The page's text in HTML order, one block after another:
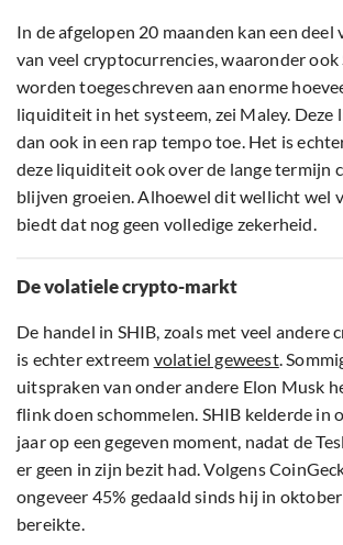
In de afgelopen 20 maanden kan een deel
van veel cryptocurrencies, waaronder ook
worden toegeschreven aan enorme
liquiditeit in het systeem, zei Maley.
dan ook in een rap tempo toe. Het is
deze liquiditeit ook over de lange termijn
blijven groeien. Alhoewel dit wellicht wel
biedt dat nog geen volledige zekerheid.
De volatiele crypto-markt
De handel in SHIB, zoals met veel andere
is echter extreem volatiel geweest.
uitspraken van onder andere Elon Musk
flink doen schommelen. SHIB kelderde in
jaar op een gegeven moment, nadat de
er geen in zijn bezit had. Volgens
ongeveer 45% gedaald sinds hij in
bereikte.